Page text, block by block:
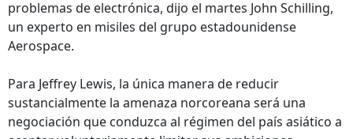
problemas de electrónica, dijo el martes John Schilling,
un experto en misiles del grupo estadounidense
Aerospace.
Para Jeffrey Lewis, la única manera de reducir
sustancialmente la amenaza norcoreana será una
negociación que conduzca al régimen del país asiático a